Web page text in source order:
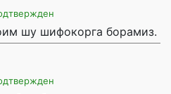
шу шифокорга борамиз.